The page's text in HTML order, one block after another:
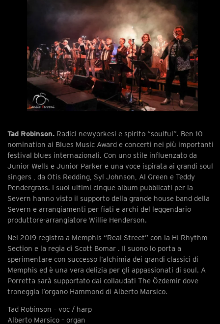
Tad Robinson. Radici newyorkesi e spirito “soulful”. Ben 10
nomination ai Blues Music Award e concerti nei più importanti
festival blues internazionali. Con uno stile influenzato da
Junior Wells e Junior Parker e una voce ispirata ai grandi soul
singers , da Otis Redding, Syl Johnson, Al Green e Teddy
Pendergrass. I suoi ultimi cinque album pubblicati per la
Severn hanno visto il supporto della grande house band della
Severn e arrangiamenti per fiati e archi del leggendario
produttore-arrangiatore Willie Henderson.
Nel 2019 registra a Memphis “Real Street” con la HI Rhythm
Section e la regia di Scott Bomar . Il suono lo porta a
sperimentare con successo l’alchimia dei grandi classici di
Memphis ed è una vera delizia per gli appassionati di soul. A
Porretta sarà supportato dai collaudati The Özdemir dove
troneggia l’organo Hammond di Alberto Marsico.
Tad Robinson – voc / harp
Alberto Marsico – organ